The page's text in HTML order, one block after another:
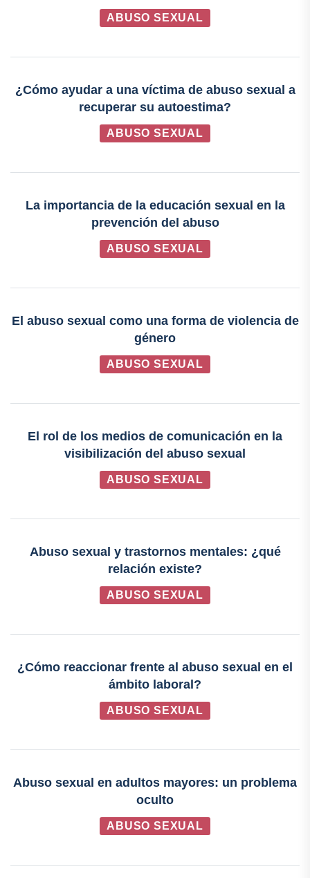
ABUSO SEXUAL
¿Cómo ayudar a una víctima de abuso sexual a
recuperar su autoestima?
ABUSO SEXUAL
La importancia de la educación sexual en la
prevención del abuso
ABUSO SEXUAL
El abuso sexual como una forma de violencia de
género
ABUSO SEXUAL
El rol de los medios de comunicación en la
visibilización del abuso sexual
ABUSO SEXUAL
Abuso sexual y trastornos mentales: ¿qué
relación existe?
ABUSO SEXUAL
¿Cómo reaccionar frente al abuso sexual en el
ámbito laboral?
ABUSO SEXUAL
Abuso sexual en adultos mayores: un problema
oculto
ABUSO SEXUAL